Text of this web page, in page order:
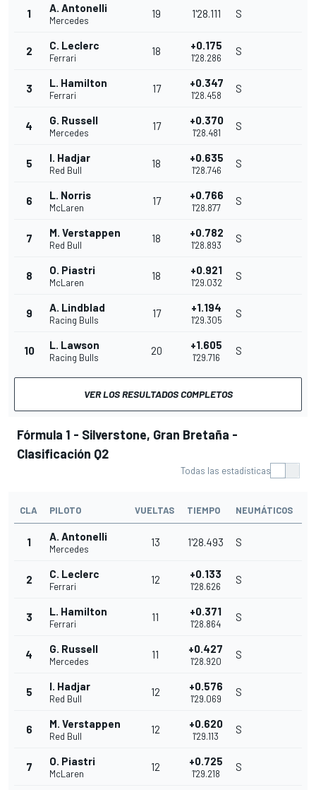
1 A. Antonelli
Mercedes
19 1'28.111 S
2 C. Leclerc
Ferrari
18 +0.175
1'28.286
S
3 L. Hamilton
Ferrari
17 +0.347
1'28.458
S
4 G. Russell
Mercedes
17 +0.370
1'28.481
S
5 I. Hadjar
Red Bull
18 +0.635
1'28.746
S
6 L. Norris
McLaren
17 +0.766
1'28.877
S
7 M. Verstappen
Red Bull
18 +0.782
1'28.893
S
8 O. Piastri
McLaren
18 +0.921
1'29.032
S
9 A. Lindblad
Racing Bulls
17 +1.194
1'29.305
S
10 L. Lawson
Racing Bulls
20 +1.605
1'29.716
S
VER LOS RESULTADOS COMPLETOS
Fórmula 1 - Silverstone, Gran Bretaña -
Clasificación Q2
Todas las estadísticas
CLA PILOTO VUELTAS TIEMPO NEUMÁTICOS
1 A. Antonelli
Mercedes
13 1'28.493 S
2 C. Leclerc
Ferrari
12 +0.133
1'28.626
S
3 L. Hamilton
Ferrari
11 +0.371
1'28.864
S
4 G. Russell
Mercedes
11 +0.427
1'28.920
S
5 I. Hadjar
Red Bull
12 +0.576
1'29.069
S
6 M. Verstappen
Red Bull
12 +0.620
1'29.113
S
7 O. Piastri
McLaren
12 +0.725
1'29.218
S